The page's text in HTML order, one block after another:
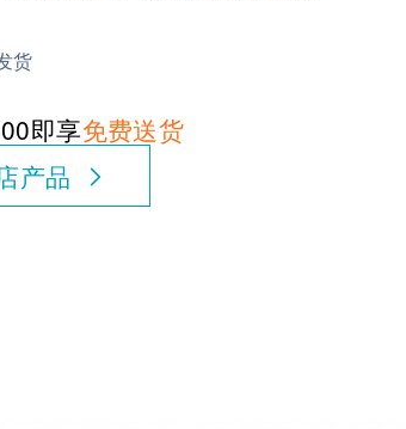
货
即享免费送货
产品